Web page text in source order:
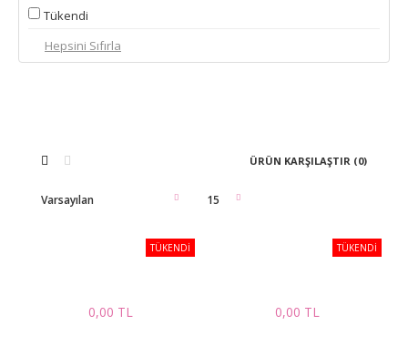
Tükendi
ÜRÜN KARŞILAŞTIR (0)
TÜKENDİ
0,00 TL
TÜKENDİ
0,00 TL